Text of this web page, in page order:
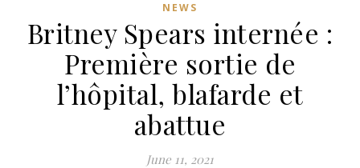
NEWS
Britney Spears internée :
Première sortie de
l’hôpital, blafarde et
abattue
June 11, 2021